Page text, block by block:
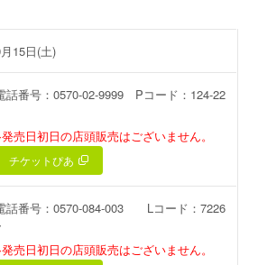
15日(土)
話番号：0570-02-9999 Pコード：124-22
売日初日の店頭販売はございません。
チケットぴあ
話番号：0570-084-003 Lコード：7226
売日初日の店頭販売はございません。